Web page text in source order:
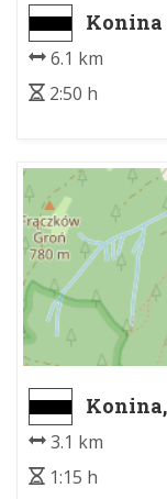
Konina
Pod
6.1 km
2:50 h
3.1 km
1:15 h